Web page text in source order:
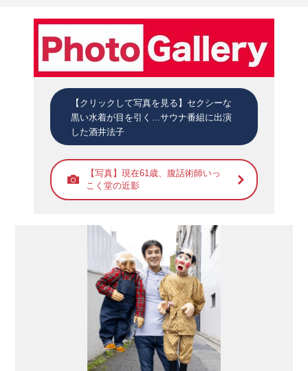
【クリックして写真を見る】セクシーな
黒い水着が目を引く…サウナ番組に出演
した酒井法子
【写真】現在61歳、腹話術師いっ
こく堂の近影